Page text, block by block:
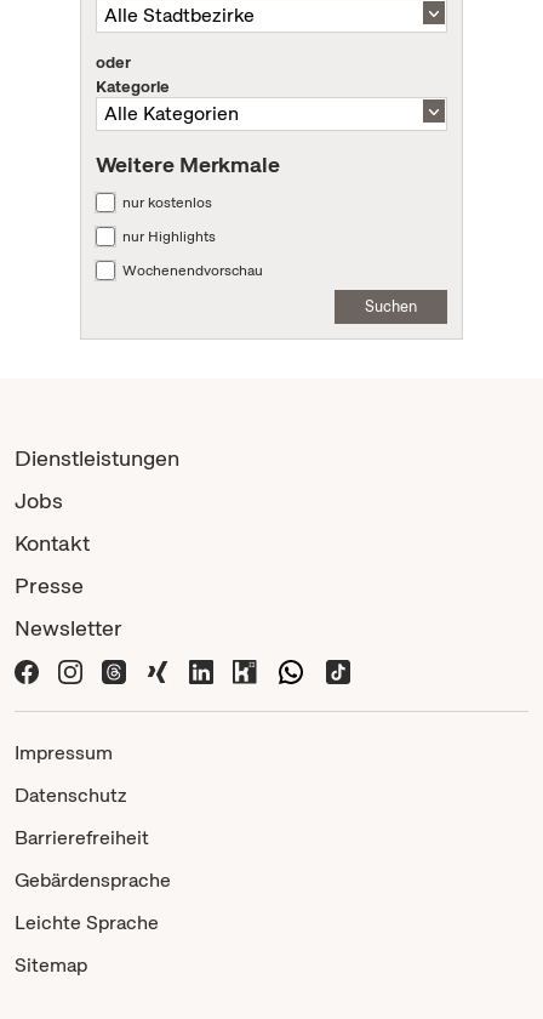
oder
Kategorie
Weitere Merkmale
nur kostenlos
nur Highlights
Wochenendvorschau
Suchen
Dienstleistungen
Jobs
Kontakt
Presse
Newsletter
Impressum
Datenschutz
Barrierefreiheit
Gebärdensprache
Leichte Sprache
Sitemap